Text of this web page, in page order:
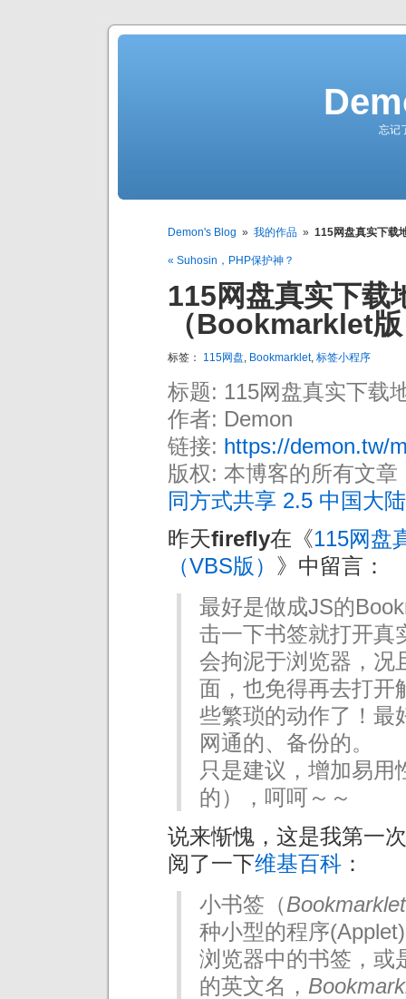
忘记
Demon's Blog » 我的作品 » 115网盘真实下载
« Suhosin，PHP保护神？
115网盘真实下载
（Bookmarklet
标签： 115网盘, Bookmarklet, 标签小程序
标题: 115网盘真实下载
作者: Demon
链接: https://demon.tw/
版权: 本博客的所有文章
同方式共享 2.5 中国大陆
昨天firefly在《115网盘
（VBS版） 》中留言：
最好是做成JS的
击一下书签就打开真
会拘泥于浏览器，况
面，也免得再去打开
些繁琐的动作了！最
网通的、备份的。
只是建议，增加易
的），呵呵～～
说来惭愧，这是我第一
阅了一下维基百科 ：
小书签（Bookmarklet
种小型的程序
浏览器中的书签，或
的英文名，